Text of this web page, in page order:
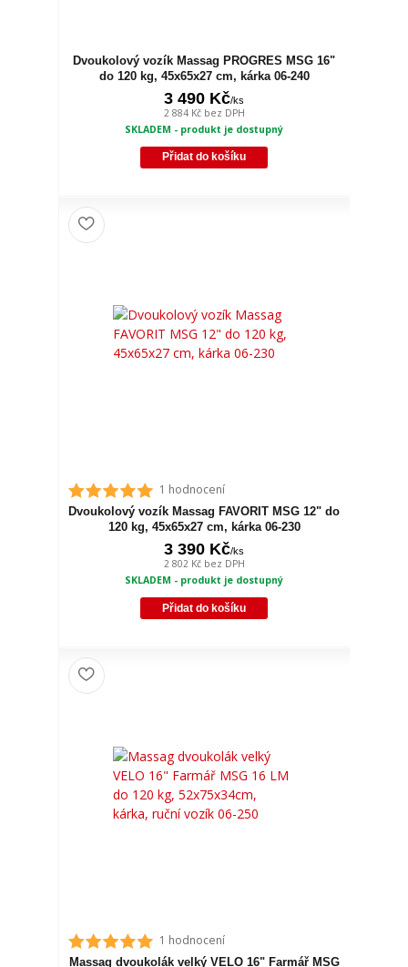
Dvoukolový vozík Massag PROGRES MSG 16"
do 120 kg, 45x65x27 cm, kárka 06-240
3 490 Kč/ks
2 884 Kč bez DPH
SKLADEM - produkt je dostupný
Přidat do košíku
1 hodnocení
Dvoukolový vozík Massag FAVORIT MSG 12" do
120 kg, 45x65x27 cm, kárka 06-230
3 390 Kč/ks
2 802 Kč bez DPH
SKLADEM - produkt je dostupný
Přidat do košíku
1 hodnocení
Massag dvoukolák velký VELO 16" Farmář MSG